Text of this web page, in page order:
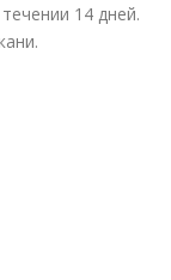
14 дней.